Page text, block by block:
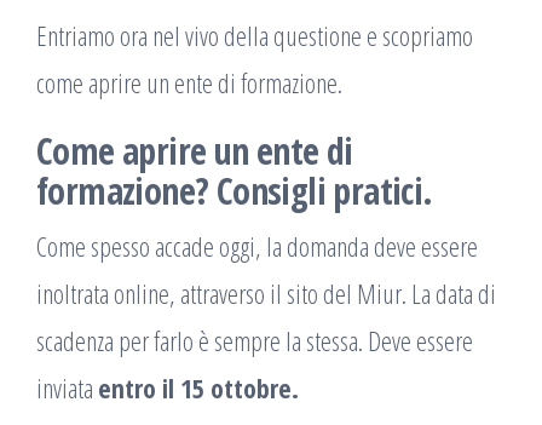
Entriamo ora nel vivo della questione e scopriamo
come aprire un ente di formazione.
Come aprire un ente di
formazione? Consigli pratici.
Come spesso accade oggi, la domanda deve essere
inoltrata online, attraverso il sito del Miur. La data di
scadenza per farlo è sempre la stessa. Deve essere
inviata entro il 15 ottobre.